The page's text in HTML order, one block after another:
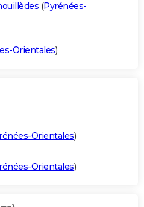
(Pyrénées-
Orientales)
Orientales)
Orientales)